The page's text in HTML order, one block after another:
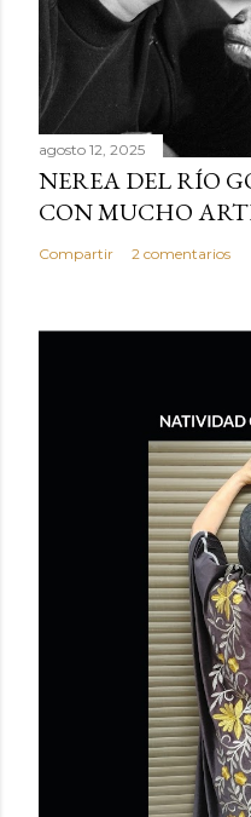
agosto 12, 2025
NEREA DEL RÍO
CON MUCHO
Compartir 2 comentarios